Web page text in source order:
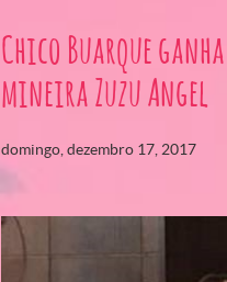
Chico Buarque
mineira Zuzu Angel
domingo, dezembro 17, 2017